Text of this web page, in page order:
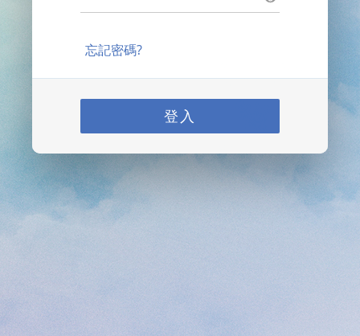
忘記密碼?
登入